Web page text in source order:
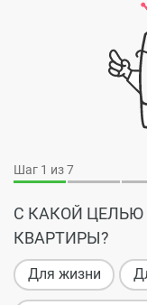
Шаг 1 из 7
С КАКОЙ
КВАРТИРЫ?
Для жизни